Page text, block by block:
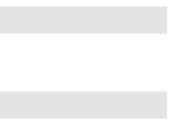
す！